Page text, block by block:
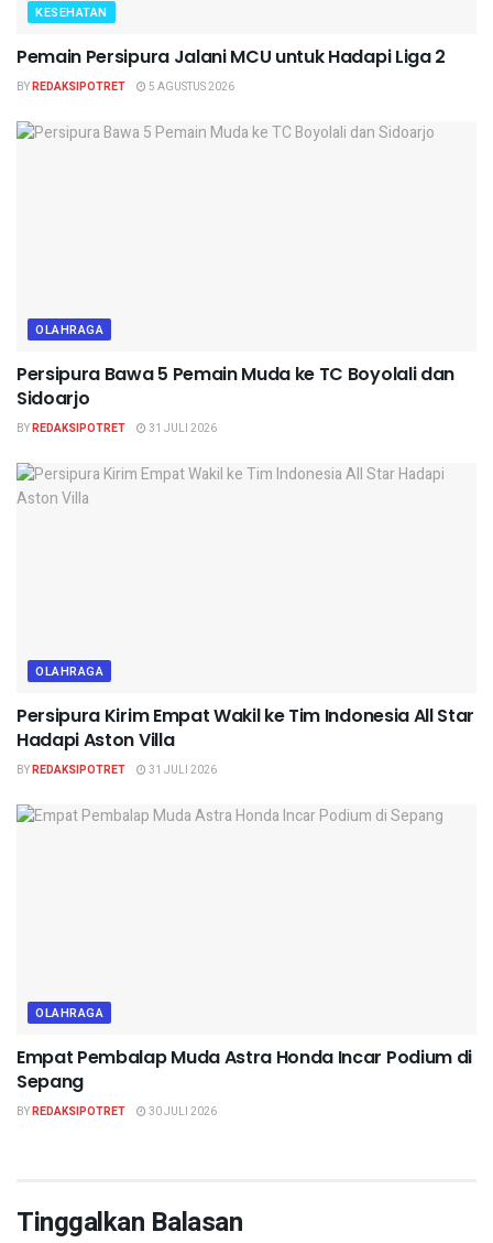
KESEHATAN
Pemain Persipura Jalani MCU untuk Hadapi Liga 2
BYREDAKSIPOTRET 5 AGUSTUS 2026
OLAHRAGA
Persipura Bawa 5 Pemain Muda ke TC Boyolali dan
Sidoarjo
BYREDAKSIPOTRET 31 JULI 2026
OLAHRAGA
Persipura Kirim Empat Wakil ke Tim Indonesia All Star
Hadapi Aston Villa
BYREDAKSIPOTRET 31 JULI 2026
OLAHRAGA
Empat Pembalap Muda Astra Honda Incar Podium di
Sepang
BYREDAKSIPOTRET 30 JULI 2026
Tinggalkan Balasan